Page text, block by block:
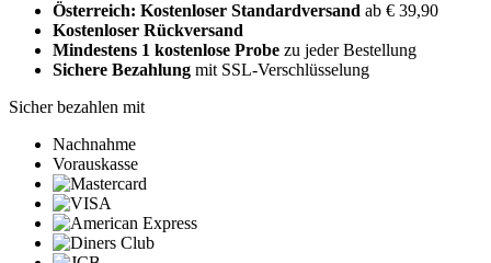
Österreich: Kostenloser Standardversand ab € 39,90
Kostenloser Rückversand
Mindestens 1 kostenlose Probe zu jeder Bestellung
Sichere Bezahlung mit SSL-Verschlüsselung
Sicher bezahlen mit
Nachnahme
Vorauskasse